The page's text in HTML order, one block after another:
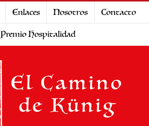
Enlaces Nosotros
Contacto
Premio Hospitalidad